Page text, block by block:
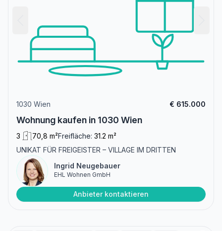
1030 Wien € 615.000
Wohnung kaufen in 1030 Wien
3 70,8 m²Freifläche: 31.2 m²
UNIKAT FÜR FREIGEISTER – VILLAGE IM DRITTEN
Ingrid Neugebauer
EHL Wohnen GmbH
Anbieter kontaktieren